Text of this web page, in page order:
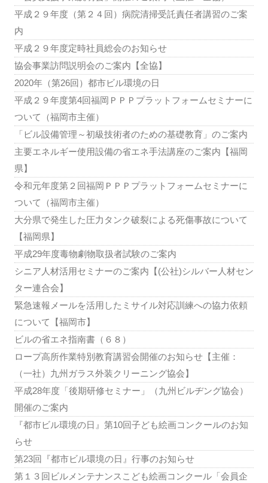
平成２９年度（第２４回）病院清掃受託責任者講習のご案
内
平成２９年度定時社員総会のお知らせ
協会事業訪問説明会のご案内【全協】
2020年（第26回）都市ビル環境の日
平成２９年度第4回福岡ＰＰＰプラットフォームセミナーに
ついて（福岡市主催）
「ビル設備管理～初級技術者のための基礎教育」のご案内
主要エネルギー使用設備の省エネ手法講座のご案内【福岡
県】
令和元年度第２回福岡ＰＰＰプラットフォームセミナーに
ついて（福岡市主催）
大分県で発生した圧力タンク破裂による死傷事故について
【福岡県】
平成29年度毒物劇物取扱者試験のご案内
シニア人材活用セミナーのご案内【(公社)シルバー人材セン
ター連合会】
緊急速報メールを活用したミサイル対応訓練への協力依頼
について【福岡市】
ビルの省エネ指南書（６８）
ロープ高所作業特別教育講習会開催のお知らせ【主催：
（一社）九州ガラス外装クリーニング協会】
平成28年度「後期研修セミナー」（九州ビルヂング協会）
開催のご案内
『都市ビル環境の日』第10回子ども絵画コンクールのお知
らせ
第23回『都市ビル環境の日』行事のお知らせ
第１３回ビルメンテナンスこども絵画コンクール「会員企